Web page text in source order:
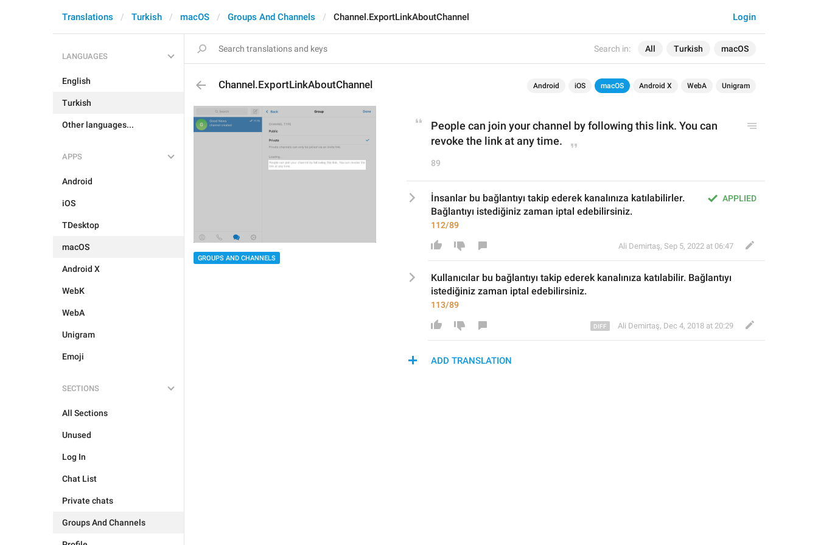
Search in: All Turkish macOS
Login
Translations Turkish macOS Groups And Channels Channel.ExportLinkAboutChannel
LANGUAGES
English
Turkish
Other languages...
APPS
Android
iOS
TDesktop
macOS
Android X
WebK
WebA
Unigram
Emoji
SECTIONS
All Sections
Unused
Log In
Chat List
Private chats
Groups And Channels
Channel.ExportLinkAboutChannel Android iOS macOS Android X WebA Unigram
GROUPS AND CHANNELS
People can join your channel by following this link. You can
revoke the link at any time.
89
APPLIED
İnsanlar bu bağlantıyı takip ederek kanalınıza katılabilirler.
Bağlantıyı istediğiniz zaman iptal edebilirsiniz.
112/89
Ali Demirtaş, Sep 5, 2022 at 06:47
Kullanıcılar bu bağlantıyı takip ederek kanalınıza katılabilir. Bağlantıyı
istediğiniz zaman iptal edebilirsiniz.
113/89
Ali Demirtaş, Dec 4, 2018 at 20:29
ADD TRANSLATION